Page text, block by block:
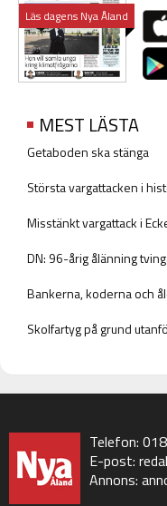
Läs dagens Nya Åland
MEST LÄSTA
Getaboden ska stänga
Största vargattacken i
Misstänkt vargattack i
DN: 96-årig ålänning
Bankerna, koderna och
Skolfartyg på grund
Telefon:
E-post:
Annons: